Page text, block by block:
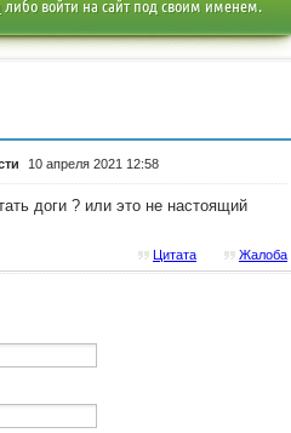
либо войти на сайт под своим именем.
10 апреля 2021 12:58
доги ? или это не настоящий
Жалоба
Цитата